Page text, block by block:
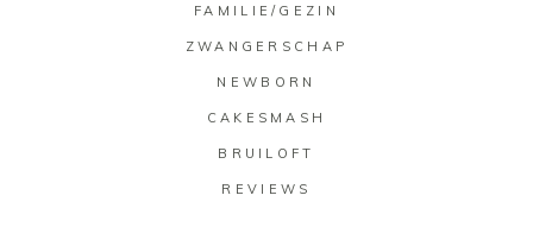
FAMILIE/GEZIN
ZWANGERSCHAP
NEWBORN
CAKESMASH
BRUILOFT
REVIEWS